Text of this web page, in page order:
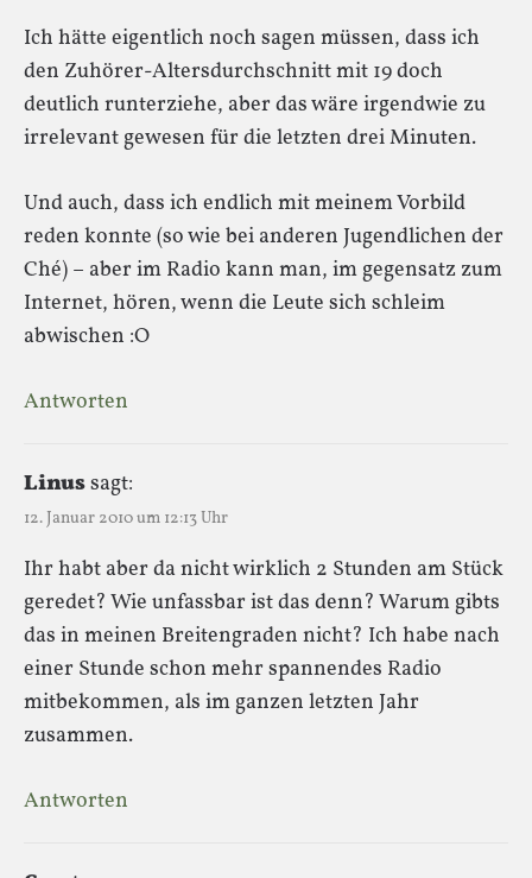
Ich hätte eigentlich noch sagen müssen, dass ich
den Zuhörer-Altersdurchschnitt mit 19 doch
deutlich runterziehe, aber das wäre irgendwie zu
irrelevant gewesen für die letzten drei Minuten.
Und auch, dass ich endlich mit meinem Vorbild
reden konnte (so wie bei anderen Jugendlichen der
Ché) – aber im Radio kann man, im gegensatz zum
Internet, hören, wenn die Leute sich schleim
abwischen :O
Antworten
Linussagt:
12. Januar 2010 um 12:13 Uhr
Ihr habt aber da nicht wirklich 2 Stunden am Stück
geredet? Wie unfassbar ist das denn? Warum gibts
das in meinen Breitengraden nicht? Ich habe nach
einer Stunde schon mehr spannendes Radio
mitbekommen, als im ganzen letzten Jahr
zusammen.
Antworten